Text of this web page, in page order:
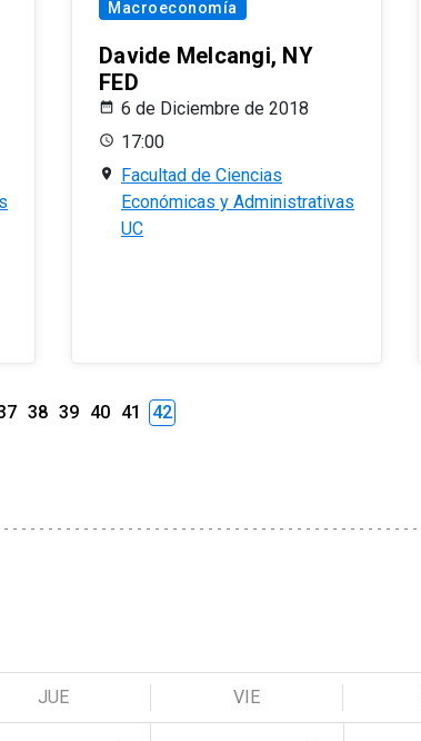
Macroeconomía
Davide Melcangi, NY
FED
6 de Diciembre de 2018
17:00
Facultad de Ciencias
Económicas y Administrativas
UC
38 39 40 41 42
JUE VIE